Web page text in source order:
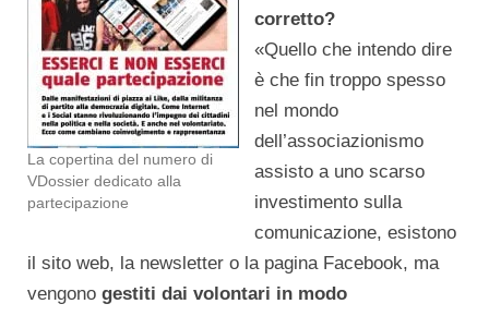
La copertina del numero di
VDossier dedicato alla
partecipazione
corretto?
«Quello che intendo dire
è che fin troppo spesso
nel mondo
dell’associazionismo
assisto a uno scarso
investimento sulla
comunicazione, esistono
il sito web, la newsletter o la pagina Facebook, ma
vengono gestiti dai volontari in modo